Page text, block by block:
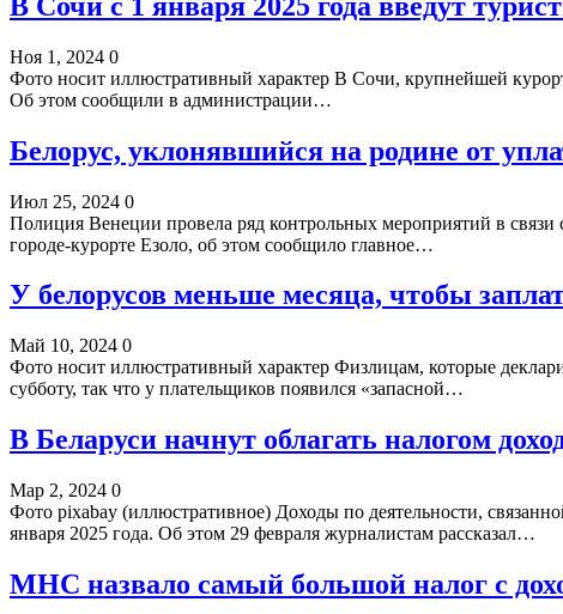
Ноя 1, 2024 0
Фото носит иллюстративный характер В Сочи, крупнейшей
Об этом сообщили в администрации…
Белорус, уклонявшийся на родине от
Июл 25, 2024 0
Полиция Венеции провела ряд контрольных мероприятий в
городе-курорте Езоло, об этом сообщило главное…
У белорусов меньше месяца, чтобы
Май 10, 2024 0
Фото носит иллюстративный характер Физлицам, которые
субботу, так что у плательщиков появился «запасной…
В Беларуси начнут облагать налогом
Мар 2, 2024 0
Фото pixabay (иллюстративное) Доходы по деятельности,
января 2025 года. Об этом 29 февраля журналистам рассказал…
МНС назвало самый большой налог с